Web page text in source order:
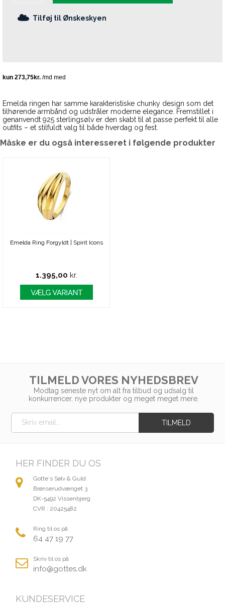
Tilføj til Ønskeskyen
Emelda ringen har samme karakteristiske chunky design som det
tilhørende armbånd og udstråler moderne elegance. Fremstillet i
genanvendt 925 sterlingsølv er den skabt til at passe perfekt til alle
outfits – et stilfuldt valg til både hverdag og fest.
Måske er du også interesseret i følgende produkter
Emelda Ring Forgyldt | Spirit Icons
1.395,00 kr.
TILMELD VORES NYHEDSBREV
Modtag seneste nyt om alt fra tilbud og udsalg til
konkurrencer, nye produkter og meget meget mere.
HER FINDER DU OS
Gotte´s Sølv & Guld
Brønserudvænget 3
DK-5492 Vissenbjerg
CVR : 20425482
Ring til os på
64 47 19 77
Skriv til os på
info@gottes.dk
KUNDESERVICE